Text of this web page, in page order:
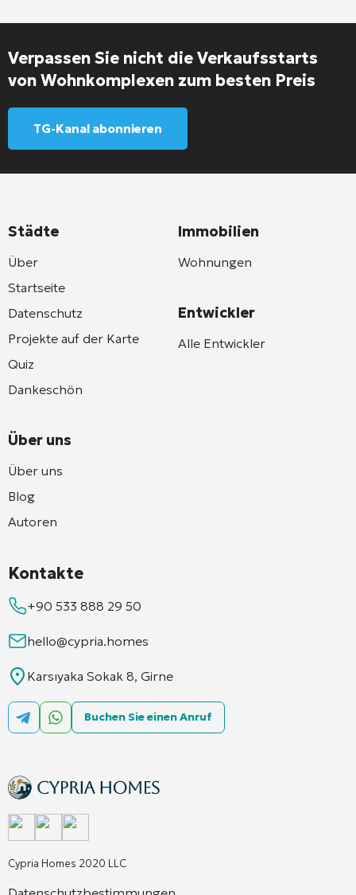
Verpassen Sie nicht die Verkaufsstarts
von Wohnkomplexen zum besten Preis
TG-Kanal abonnieren
Cypria Homes 2020 LLC
Städte
Über
Startseite
Datenschutz
Projekte auf der Karte
Quiz
Dankeschön
Über uns
Über uns
Blog
Autoren
Immobilien
Wohnungen
Entwickler
Alle Entwickler
Kontakte
+90 533 888 29 50
hello@cypria.homes
Karsıyaka Sokak 8, Girne
Buchen Sie einen Anruf